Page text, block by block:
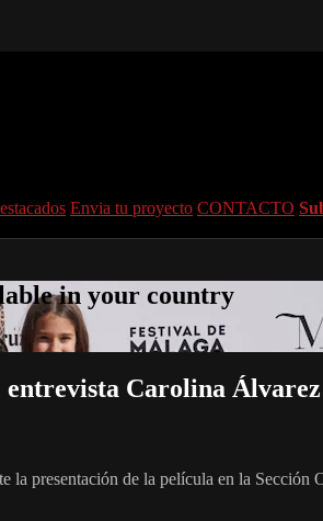
Envia tu proyecto CONTACTO
in your country
entrevista Carolina
presentación de la película en la Sección